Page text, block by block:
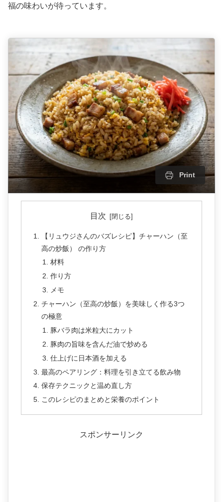
福の味わいが待っています。
Print
目次
【リュウジさんのバズレシピ】チャーハン（至
高の炒飯） の作り方
材料
作り方
メモ
チャーハン（至高の炒飯）を美味しく作る3つ
の極意
豚バラ肉は米粒大にカット
豚肉の旨味を含んだ油で炒める
仕上げに日本酒を加える
最高のペアリング：料理を引き立てる飲み物
保存テクニックと温め直し方
このレシピのまとめと栄養のポイント
スポンサーリンク